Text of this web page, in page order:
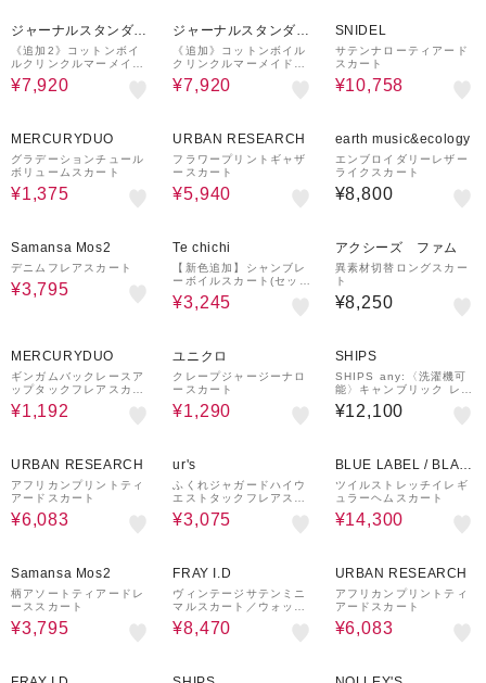
ジャーナルスタンダー
ド レリューム
《追加2》コットンボイ
ルクリンクルマーメイド
スカート
¥7,920
ジャーナルスタンダー
ド レリューム
《追加》コットンボイル
クリンクルマーメイドス
カート
¥7,920
SNIDEL
サテンナローティアード
スカート
¥10,758
MERCURYDUO
グラデーションチュール
ボリュームスカート
¥1,375
URBAN RESEARCH
フラワープリントギャザ
ースカート
¥5,940
earth music&ecology
エンブロイダリーレザー
ライクスカート
¥8,800
Samansa Mos2
デニムフレアスカート
¥3,795
Te chichi
【新色追加】シャンブレ
ーボイルスカート(セット
アップ可)
¥3,245
アクシーズ ファム
異素材切替ロングスカー
ト
¥8,250
MERCURYDUO
ギンガムバックレースア
ップタックフレアスカー
ト
¥1,192
ユニクロ
クレープジャージーナロ
ースカート
¥1,290
SHIPS
SHIPS any:〈洗濯機可
能〉キャンブリック レー
ス ギャザー ボリューム
スカート
¥12,100
URBAN RESEARCH
アフリカンプリントティ
アードスカート
¥6,083
ur's
ふくれジャガードハイウ
エストタックフレアスカ
ート
¥3,075
BLUE LABEL / BLAC
K LABEL CRESTBRI
DGE
ツイルストレッチイレギ
ュラーヘムスカート
¥14,300
Samansa Mos2
柄アソートティアードレ
ーススカート
¥3,795
FRAY I.D
ヴィンテージサテンミニ
マルスカート／ウォッシ
ャブル・防シワ・接触冷
感
¥8,470
URBAN RESEARCH
アフリカンプリントティ
アードスカート
¥6,083